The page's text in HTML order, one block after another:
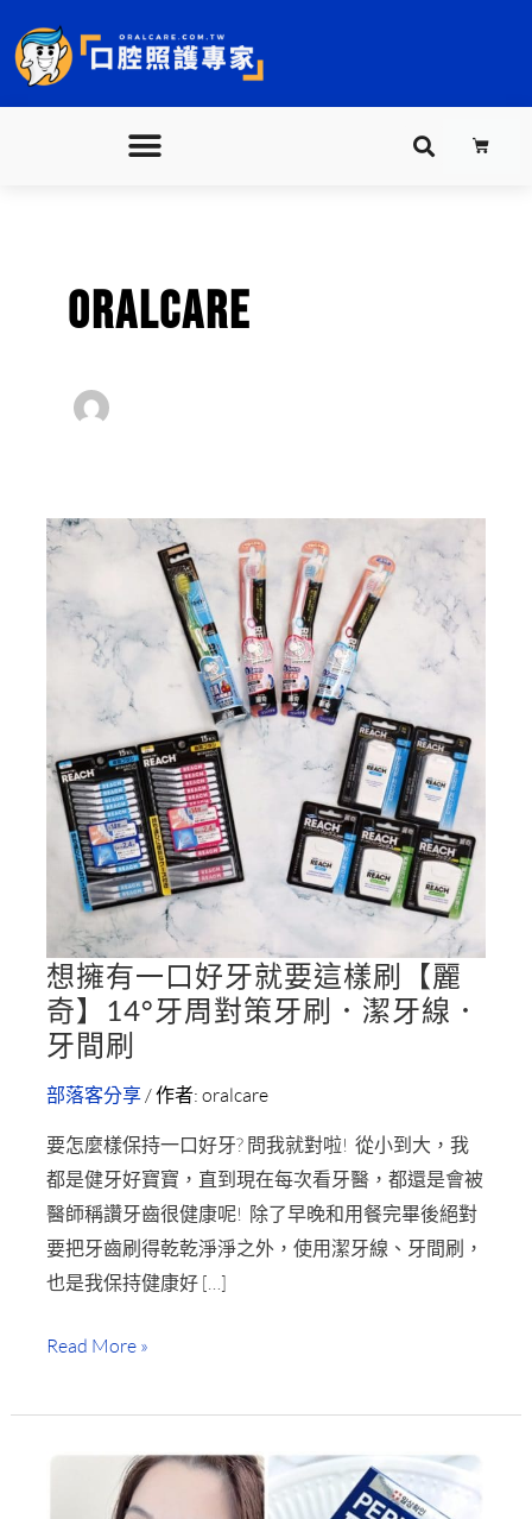
至
購
oralcare
想擁有一口好牙就要這樣刷【麗
奇】14°牙周對策牙刷．潔牙線．
牙間刷
部落客分享/ 作者: oralcare
要怎麼樣保持一口好牙? 問我就對啦! 從小到大，我
都是健牙好寶寶，直到現在每次看牙醫，都還是會被
醫師稱讚牙齒很健康呢! 除了早晚和用餐完畢後絕對
要把牙齒刷得乾乾淨淨之外，使用潔牙線、牙間刷，
也是我保持健康好 […]
想
擁
有
口
好
牙
就
要
這
刷
奇】
14°
Read More »